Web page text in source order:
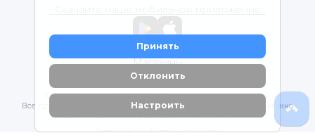
Принять
Отклонить
Настроить
Магазины
2012-2026 © ООО "ВОТОНЯ". Детские товары с доставкой
Все права защищены. Любое использование материалов возможно
только с письменного разрешения владельцев сайта.
Политика конфиденциальности